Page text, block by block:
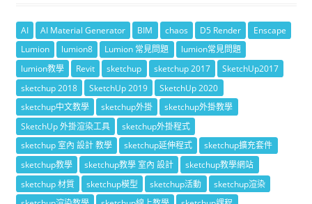
AI AI Material Generator BIM chaos D5 Render
Enscape
Lumion
lumion8 Lumion 常見問題
lumion常見問題
lumion教學
Revit sketchup sketchup 2017
SketchUp2017
sketchup 2018
SketchUp 2019
SketchUp 2020
sketchup中文教學
sketchup外掛
sketchup外掛教學
SketchUp 外掛渲染工具
sketchup外掛程式
sketchup 室內 設計 教學
sketchup延伸程式
sketchup擴充套件
sketchup教學
sketchup教學 室內 設計
sketchup教學網站
sketchup 材質
sketchup模型 sketchup活動
sketchup渲染